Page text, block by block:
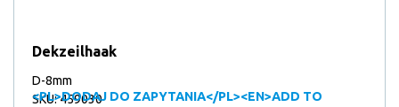
Dekzeilhaak
D-8mm
<PL>DODAJ DO ZAPYTANIA</PL><EN>ADD TO
SKU: 459030